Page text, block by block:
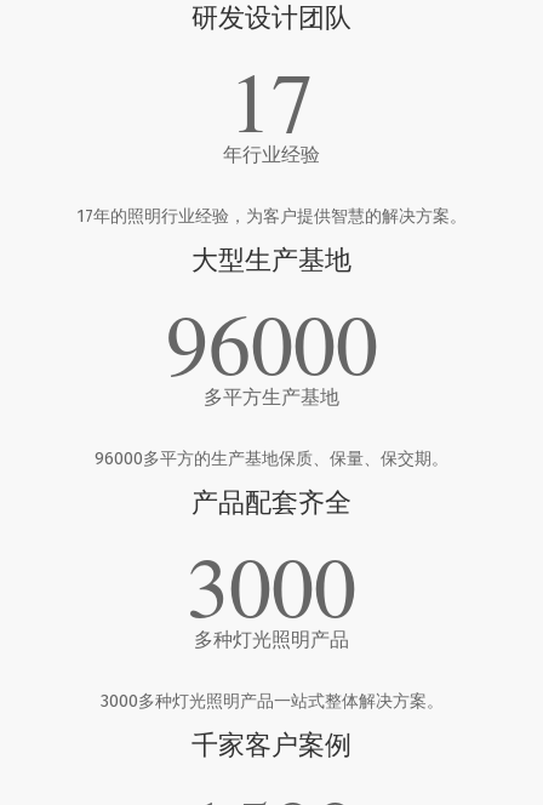
研发设计团队
17
年行业经验
17年的照明行业经验，为客户提供智慧的解决方案。
大型生产基地
96000
多平方生产基地
96000多平方的生产基地保质、保量、保交期。
产品配套齐全
3000
多种灯光照明产品
3000多种灯光照明产品一站式整体解决方案。
千家客户案例